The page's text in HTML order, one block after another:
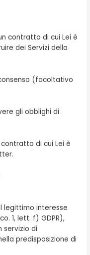
contratto di cui Lei è
dei Servizi della
(facoltativo
gli obblighi di
di cui Lei è
legittimo interesse
1, lett. f) GDPR),
servizio di
predisposizione di